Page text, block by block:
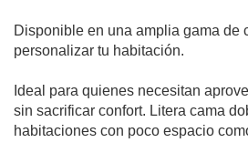
Disponible en una amplia gama de
personalizar tu habitación.
Ideal para quienes necesitan
sin sacrificar confort. Litera cama
habitaciones con poco espacio